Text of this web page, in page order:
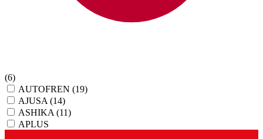
(6)
AUTOFREN (19)
AJUSA (14)
ASHIKA (11)
APLUS